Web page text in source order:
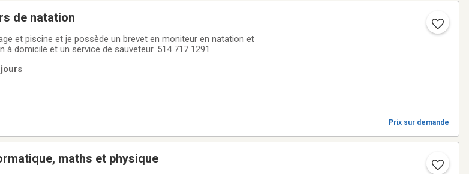
de natation
et piscine et je possède un brevet en moniteur en natation et
domicile et un service de sauveteur. 514 717 1291
Prix sur demande
maths et physique